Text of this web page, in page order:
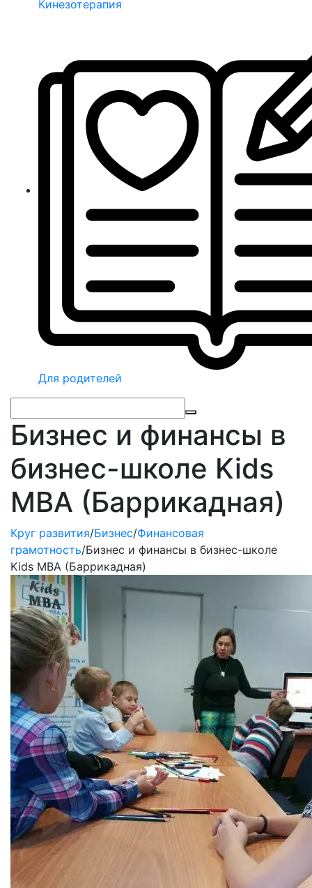
Кинезотерапия
Для родителей
Бизнес и финансы в
бизнес-школе Kids
MBA (Баррикадная)
Круг развития/Бизнес/Финансовая
грамотность/Бизнес и финансы в бизнес-школе
Kids MBA (Баррикадная)